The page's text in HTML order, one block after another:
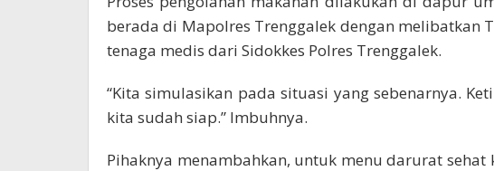
berada di Mapolres Trenggalek dengan melibatkan
tenaga medis dari Sidokkes Polres Trenggalek.
“Kita simulasikan pada situasi yang sebenarnya.
kita sudah siap.” Imbuhnya.
Pihaknya menambahkan, untuk menu darurat